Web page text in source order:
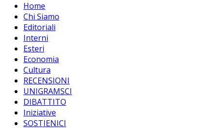
Home
Chi Siamo
Editoriali
Interni
Esteri
Economia
Cultura
RECENSIONI
UNIGRAMSCI
DIBATTITO
Iniziative
SOSTIENICI